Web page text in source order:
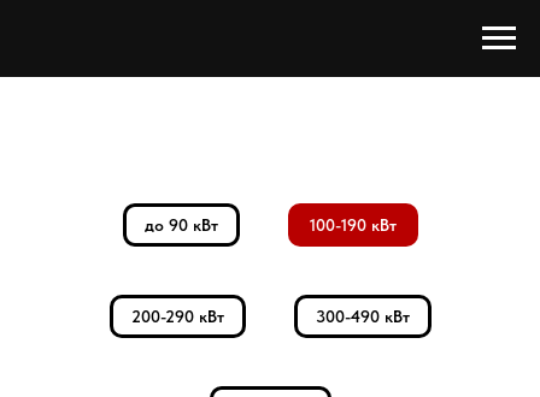
до 90 кВт 100-190 кВт
200-290 кВт 300-490 кВт